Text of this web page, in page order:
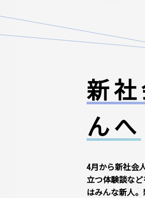
新
んへ
4月から新社会
立つ体験談な
はみんな新人